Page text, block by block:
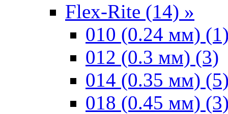
Flex-Rite (14) »
010 (0.24 мм)
012 (0.3 мм) (3)
014 (0.35 мм)
018 (0.45 мм)